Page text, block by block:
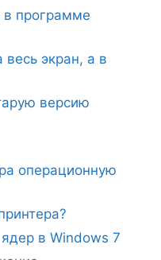
программе
весь экран, а в
версию
операционную
в Windows 7